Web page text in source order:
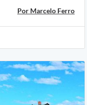
Por Marcelo Ferro